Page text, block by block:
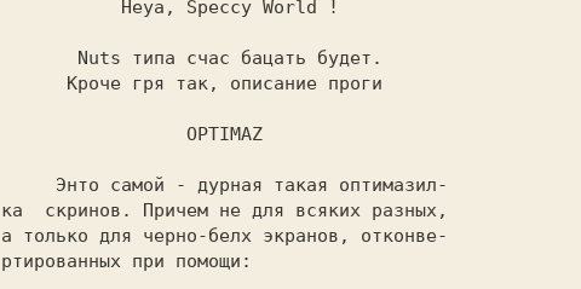
ка  скринов. Причем не для всяких разных,
а только для черно-белх экранов, отконве-
ртированных при помощи: